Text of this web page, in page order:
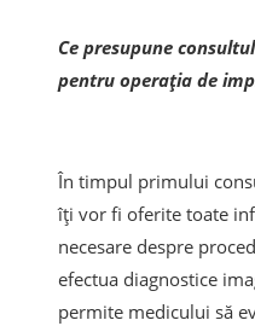
Ce presupune
pentru operația de
În timpul primului
îți vor fi oferite toate
necesare despre
efectua diagnostice
permite medicului să